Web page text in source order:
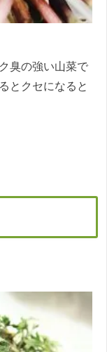
臭の強い山菜で
とクセになると